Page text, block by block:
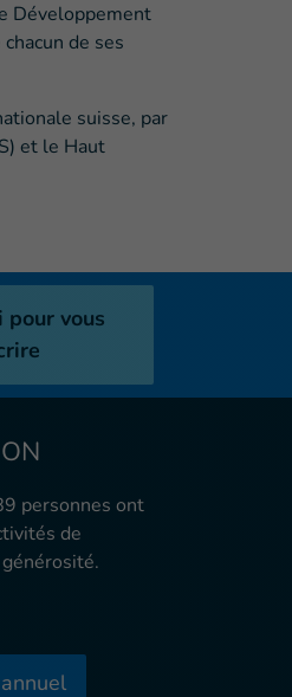
Développement
de ses
suisse, par
et le Haut
pour vous
personnes ont
de